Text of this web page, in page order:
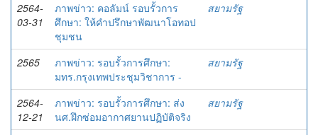
2564-
03-31
ภาพข่าว: คอลัมน์ รอบรั้วการ
ศึกษา: ให้คำปรึกษาพัฒนาโอทอป
ชุมชน
สยามรัฐ
2565
ภาพข่าว: รอบรั้วการศึกษา:
มทร.กรุงเทพประชุมวิชาการ -
สยามรัฐ
2564-
12-21
ภาพข่าว: รอบรั้วการศึกษา: ส่ง
นศ.ฝึกซ่อมอากาศยานปฏิบัติจริง
สยามรัฐ